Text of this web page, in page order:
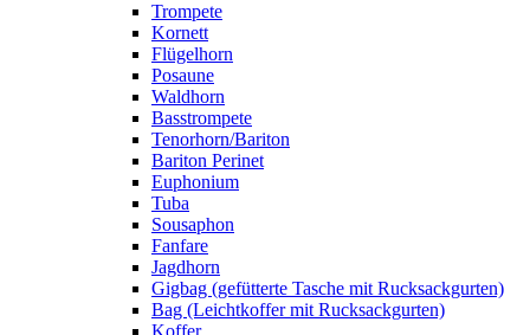
Trompete
Kornett
Flügelhorn
Posaune
Waldhorn
Basstrompete
Tenorhorn/Bariton
Bariton Perinet
Euphonium
Tuba
Sousaphon
Fanfare
Jagdhorn
Gigbag (gefütterte Tasche mit Rucksackgurten)
Bag (Leichtkoffer mit Rucksackgurten)
Koffer